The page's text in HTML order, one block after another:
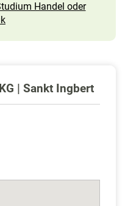
Handel oder
| Sankt Ingbert